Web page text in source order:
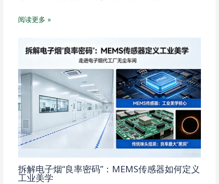
阅读更多 »
拆解电子烟“良率密码”：MEMS传感器如何定义
工业美学